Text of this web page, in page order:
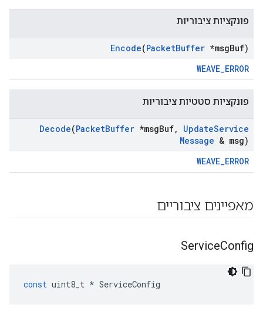
פונקציות ציבוריות
Encode(PacketBuffer *msgBuf)
WEAVE_ERROR
פונקציות סטטיות ציבוריות
Decode(PacketBuffer *msgBuf, UpdateService
Message & msg)
WEAVE_ERROR
מאפיינים ציבוריים
ServiceConfig
const uint8_t * ServiceConfig